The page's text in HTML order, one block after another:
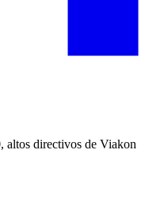
altos directivos de Viakon